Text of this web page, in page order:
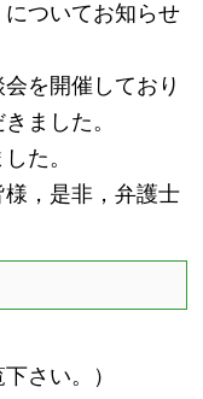
ついてお知らせ
を開催しており
ました。
た。
，是非，弁護士
さい。）